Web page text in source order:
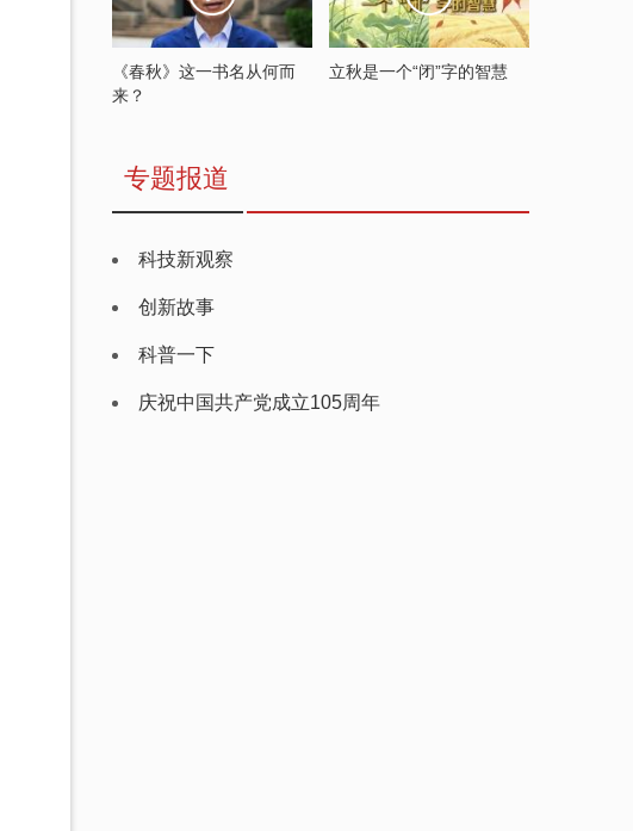
《春秋》这一书名从何而
来？
立秋是一个“闭”字的智慧
专题报道
科技新观察
创新故事
科普一下
庆祝中国共产党成立105周年